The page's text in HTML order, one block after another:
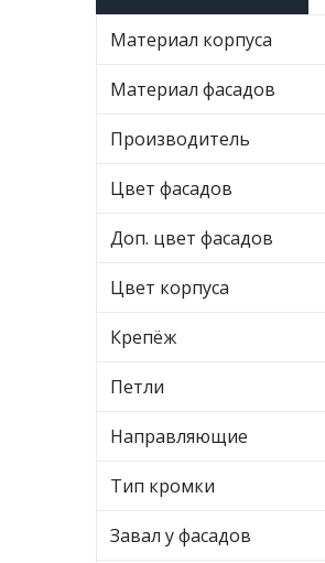
Материал корпуса
Материал фасадов
Производитель
Цвет фасадов
Доп. цвет фасадов
Цвет корпуса
Крепёж
Петли
Направляющие
Тип кромки
Завал у фасадов